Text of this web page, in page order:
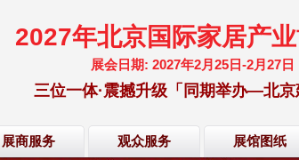
2027年北京国际家居产
展会日期: 2027年2月25日-2月27
三位一体·震撼升级「同期举办—北京
展商服务 观众服务 展馆图纸
欢迎访问·2027年北京国际家居产业博览会·